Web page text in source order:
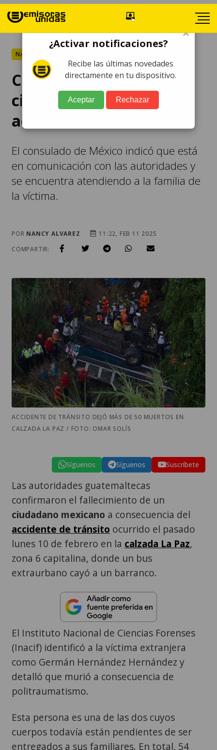
NACIONALES
Confirman muerte de
ciudadano mexicano en
accidente en Guatemala
El consulado de México indicó que está
en comunicación con las autoridades y
se encuentra atendiendo a la familia de
la víctima.
POR NANCY ALVAREZ
11:22, FEB 11 2025
COMPARTIR:
ACCIDENTE DE TRÁNSITO DEJÓ MÁS DE 50 MUERTOS EN
CALZADA LA PAZ / FOTO: OMAR SOLÍS
Síguenos Síguenos Suscríbete
Las autoridades guatemaltecas
confirmaron el fallecimiento de un
ciudadano mexicano a consecuencia del
accidente de tránsito ocurrido el pasado
lunes 10 de febrero en la calzada La Paz,
zona 6 capitalina, donde un bus
extraurbano cayó a un barranco.
El Instituto Nacional de Ciencias Forenses
(Inacif) identificó a la víctima extranjera
como Germán Hernández Hernández y
detalló que murió a consecuencia de
politraumatismo.
Esta persona es una de las dos cuyos
cuerpos todavía están pendientes de ser
entregados a sus familiares. En total, 54
×
¿Activar notificaciones?
Recibe las últimas novedades
directamente en tu dispositivo.
Aceptar Rechazar